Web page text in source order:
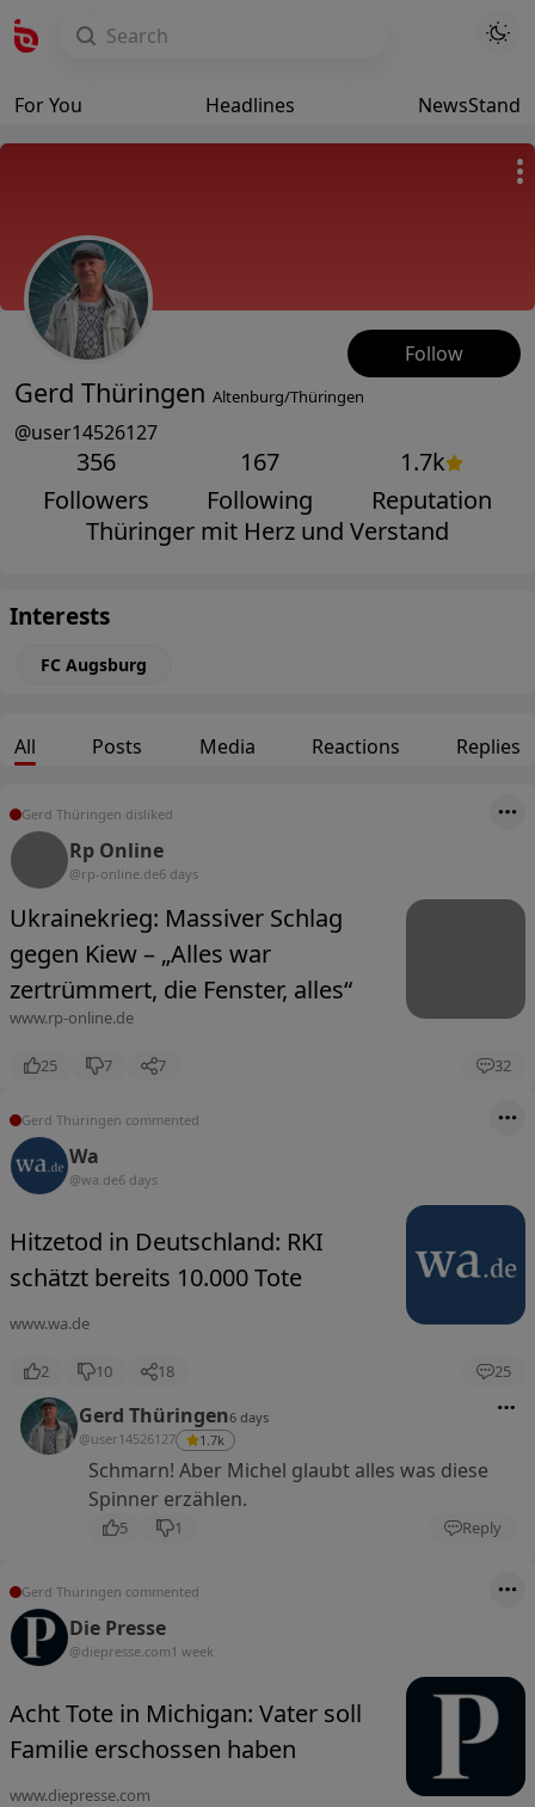
For You Headlines NewsStand
Follow
Gerd Thüringen Altenburg/Thüringen
@user14526127
356
Followers
167
Following
1.7k
Reputation
Thüringer mit Herz und Verstand
Interests
FC Augsburg
All Posts Media Reactions Replies
Gerd Thüringen disliked
Rp Online
@rp-online.de6 days
Ukrainekrieg: Massiver Schlag
gegen Kiew – „Alles war
zertrümmert, die Fenster, alles“
www.rp-online.de
25 7 7 32
Gerd Thüringen commented
Wa
@wa.de6 days
Hitzetod in Deutschland: RKI
schätzt bereits 10.000 Tote
www.wa.de
2 10 18 25
Gerd Thüringen6 days
@user14526127
1.7k
Schmarn! Aber Michel glaubt alles was diese
Spinner erzählen.
5 1 Reply
Gerd Thüringen commented
Die Presse
@diepresse.com1 week
Acht Tote in Michigan: Vater soll
Familie erschossen haben
www.diepresse.com